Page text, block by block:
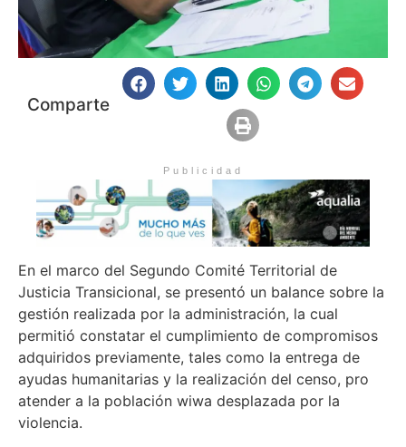
Comparte
Publicidad
En el marco del Segundo Comité Territorial de
Justicia Transicional, se presentó un balance sobre la
gestión realizada por la administración, la cual
permitió constatar el cumplimiento de compromisos
adquiridos previamente, tales como la entrega de
ayudas humanitarias y la realización del censo, pro
atender a la población wiwa desplazada por la
violencia.